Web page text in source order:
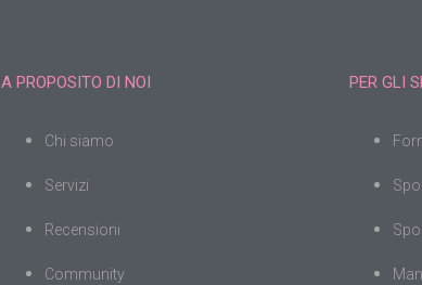
A PROPOSITO DI NOI
Chi siamo
Servizi
Recensioni
Community
PER GLI